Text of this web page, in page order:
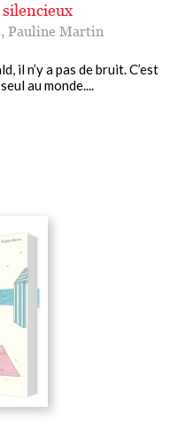
, Pauline Martin
il n’y a pas de bruit. C’est
au monde....